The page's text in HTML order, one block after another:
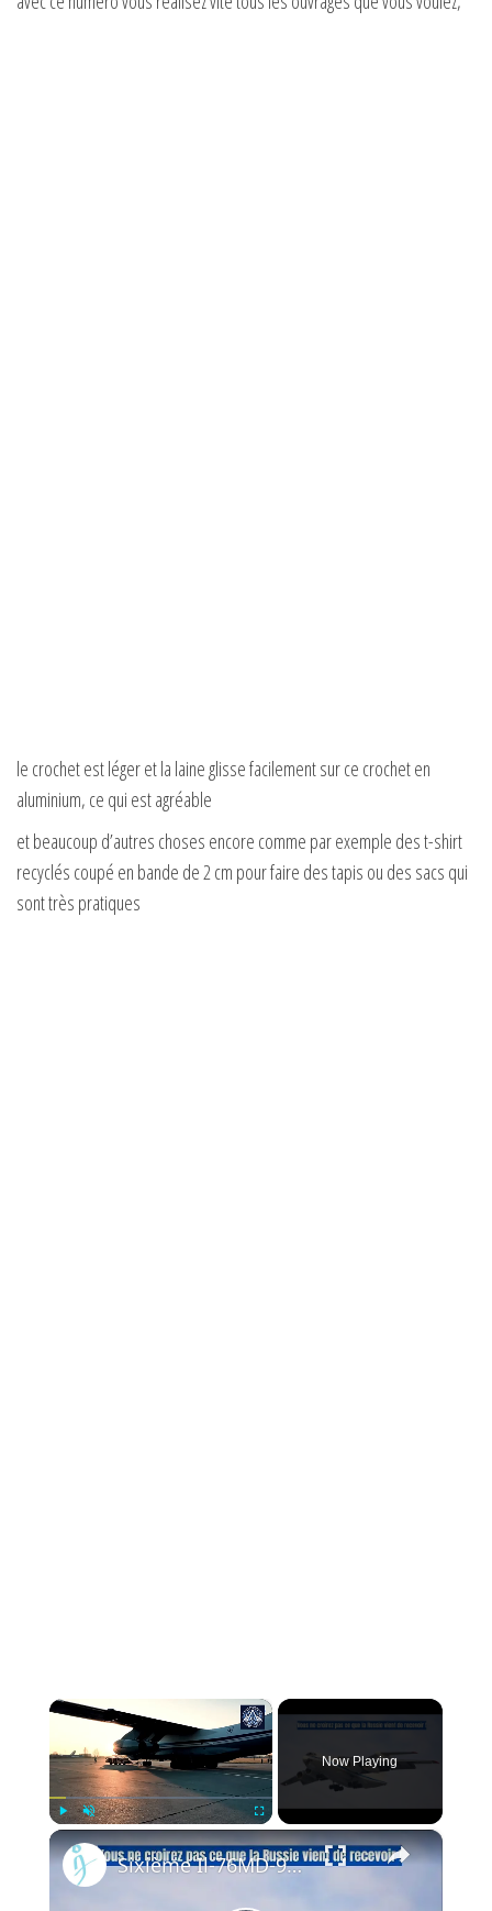
le crochet est léger et la laine glisse facilement sur ce crochet en
aluminium, ce qui est agréable
et beaucoup d’autres choses encore comme par exemple des t-shirt
recyclés coupé en bande de 2 cm pour faire des tapis ou des sacs qui
sont très pratiques
×
Fullscreen
Now Playing
×
Sixième Il-76MD-90A livré : Ce que cela signifie pour les forces aérospatiales russes !